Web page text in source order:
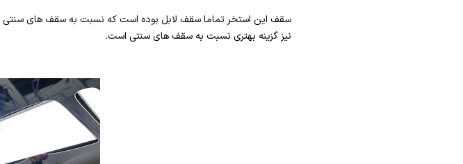
سقف این استخر تماما سقف لابل بوده است که نسبت به سقف های سنتی
نیز گزینه بهتری نسبت به سقف های سنتی است.